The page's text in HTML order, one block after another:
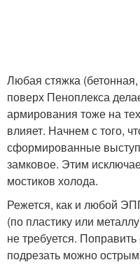
Любая стяжка
поверх Пеноплекса
армирования тоже на
влияет. Начнем с того,
сформированные
замковое. Этим
мостиков холода.
Режется, как и любой
(по пластику или
не требуется.
подрезать можно